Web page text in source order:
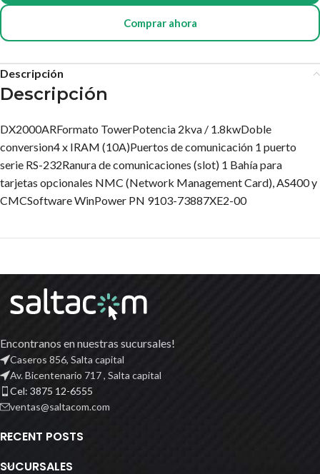
Comprar ahora
Descripción
Descripción
DX2000ARFormato TowerPotencia 2kva / 1.8kwDoble
conversion4 x IRAM (10A)Puertos de comunicación 1 puerto
serie RS-232Ranura de comunicaciones (slot) 1 Bahía para
tarjetas opcionales NMC (Network Management Card), AS400 y
CMCSoftware WinPower PN 9103-73887XE2-00
Encontranos en nuestras sucursales!
Caseros 856, Salta capital
Av. Bicentenario 717 , Salta capital
Cel: 3875 12-6555
ventas@saltacom.com
RECENT POSTS
SUCURSALES